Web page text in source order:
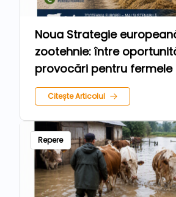
Noua Strategie
zootehnie: între
provocări pentru fermele
România
Citește Articolul
Repere